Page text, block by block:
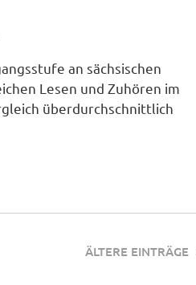
an sächsischen
Lesen und Zuhören im
überdurchschnittlich
ÄLTERE EINTRÄGE